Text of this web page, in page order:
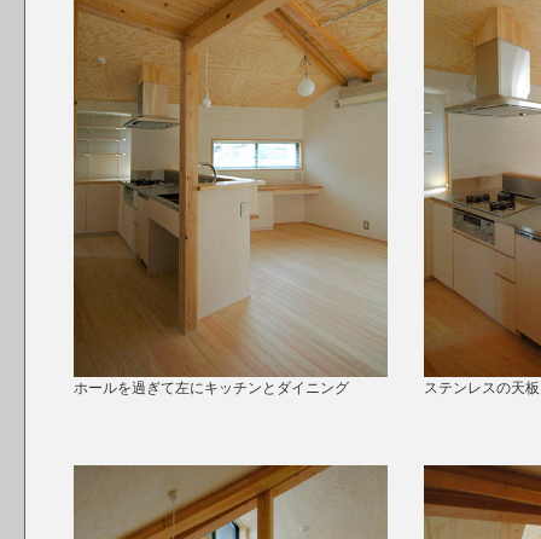
ホールを過ぎて左にキッチンとダイニング ステンレスの天